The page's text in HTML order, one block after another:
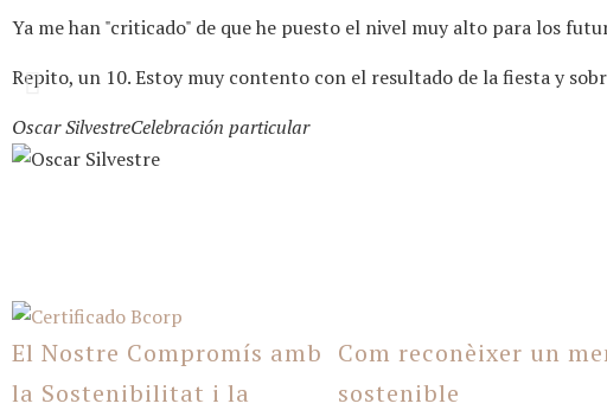
Ya me han "criticado" de que he puesto el nivel muy alto para los
Repito, un 10. Estoy muy contento con el resultado de la fiesta y
Oscar SilvestreCelebración particular
El Nostre Compromís amb
la Sostenibilitat i la
Com reconèixer un
sostenible